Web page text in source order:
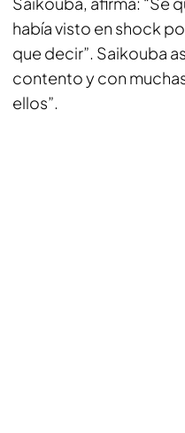
había visto en shock
que decir”. Saikouba
contento y con
ellos”.